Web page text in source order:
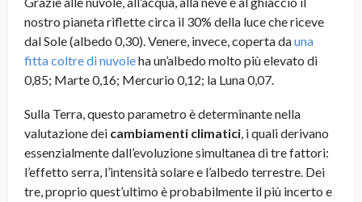
nostro pianeta riflette circa il 30% della luce che riceve
dal Sole (albedo 0,30). Venere, invece, coperta dauna
fitta coltre di nuvoleha un’albedo molto più elevato di
0,85; Marte 0,16; Mercurio 0,12; la Luna 0,07.
Sulla Terra, questo parametro è determinante nella
valutazione dei cambiamenti climatici, i quali derivano
essenzialmente dall’evoluzione simultanea di tre fattori:
l’effetto serra, l’intensità solare e l’albedo terrestre. Dei
tre, proprio quest’ultimo è probabilmente il più incerto e